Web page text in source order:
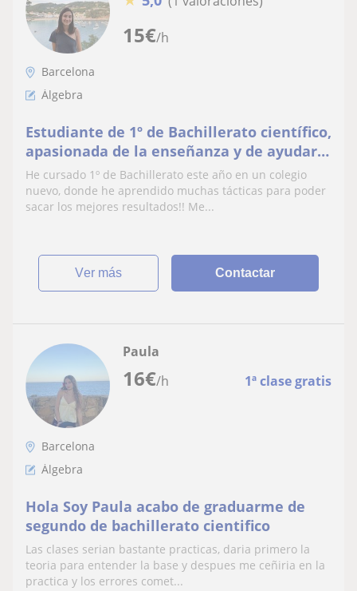
15€/h
Barcelona
Álgebra
Estudiante de 1º de Bachillerato científico,
apasionada de la enseñanza y de ayudar a
los demás con sus estudios
He cursado 1º de Bachillerato este año en un colegio
nuevo, donde he aprendido muchas tácticas para poder
sacar los mejores resultados!! Me...
ver más Contactar
16€/h 1ª clase gratis
Paula
Barcelona
Álgebra
Hola Soy Paula acabo de graduarme de
segundo de bachillerato cientifico
Las clases serian bastante practicas, daria primero la
teoria para entender la base y despues me ceñiria en la
practica y los errores comet...